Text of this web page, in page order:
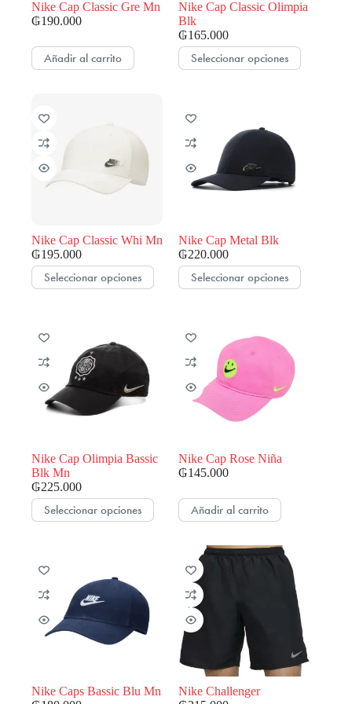
de
producto
de
producto
Nike Cap Classic Gre Mn
₲190.000
Añadir al carrito
Nike Cap Classic Olimpia
Blk
₲165.000
Seleccionar opciones
Este
producto
Las
opciones
se
pueden
elegir
de
producto
Nike Cap Classic Whi Mn
₲195.000
Seleccionar opciones
Este
producto
Las
opciones
se
pueden
elegir
de
producto
Nike Cap Metal Blk
₲220.000
Seleccionar opciones
Este
producto
Las
opciones
se
pueden
elegir
de
producto
Nike Cap Olimpia Bassic
Blk Mn
₲225.000
Seleccionar opciones
Este
producto
Las
opciones
se
pueden
elegir
de
Nike Cap Rose Niña
₲145.000
Añadir al carrito
Nike Caps Bassic Blu Mn
Nike Challenger